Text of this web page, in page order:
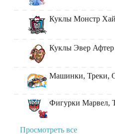
Куклы Монстр Хай
Куклы Эвер
Машинки, Треки,
Фигурки Марвел,
Просмотреть все